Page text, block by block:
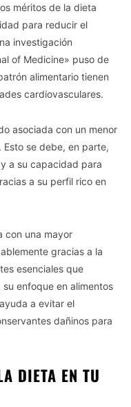
méritos de la dieta
para reducir el
investigación
of Medicine» puso de
alimentario tienen
cardiovasculares.
asociada con un menor
se debe, en parte,
a su capacidad para
a su perfil rico en
con una mayor
gracias a la
esenciales que
enfoque en alimentos
a evitar el
dañinos para
DIETA EN TU